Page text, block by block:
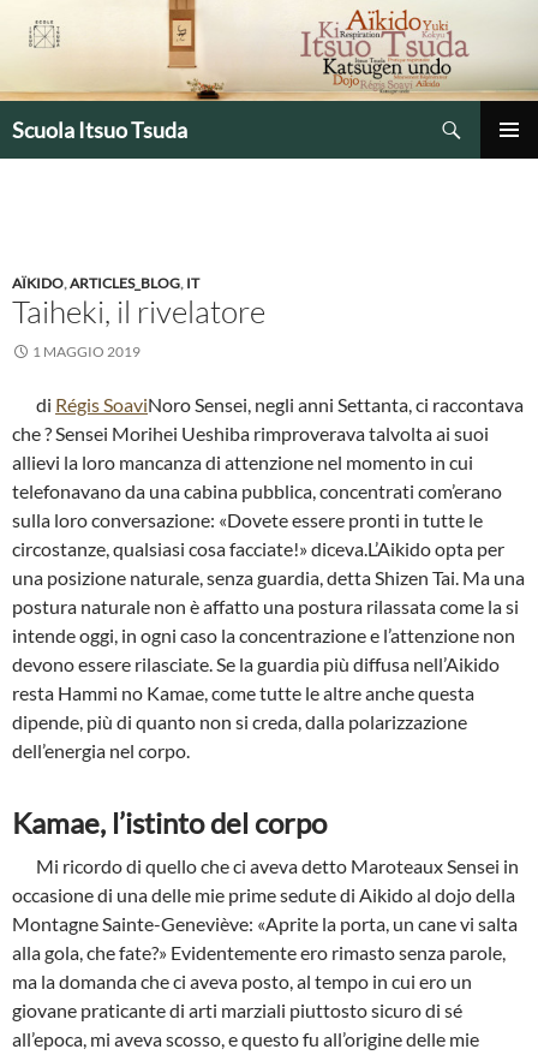
Scuola Itsuo Tsuda
AÏKIDO,ARTICLES_BLOG, IT
Taiheki, il rivelatore
1 MAGGIO 2019
di Régis SoaviNoro Sensei, negli anni Settanta, ci raccontava
che ? Sensei Morihei Ueshiba rimprovera­va talvolta ai suoi
allievi la loro mancanza di attenzione nel momento in cui
telefonavano da una cabina pubblica, concentrati com’erano
sulla loro conversazione: «Dovete essere pronti in tutte le
circostanze, qualsiasi cosa facciate!» diceva.L’Aikido opta per
una posizione naturale, senza guardia, detta Shizen Tai. Ma una
postura naturale non è affatto una postura rilassata come la si
intende oggi, in ogni caso la con­centrazione e l’attenzione non
devono essere rilasciate. Se la guardia più diffusa nell’Aiki­do
resta Hammi no Kamae, come tutte le altre anche questa
dipende, più di quanto non si creda, dalla polarizzazione
dell’energia nel corpo.
Kamae, l’istinto del corpo
Mi ricordo di quello che ci aveva detto Maroteaux Sensei in
occasione di una delle mie pri­me sedute di Aikido al dojo della
Montagne Sainte-Geneviève: «Aprite la porta, un cane vi salta
alla gola, che fate?» Evidentemente ero rimasto senza parole,
ma la domanda che ci aveva posto, al tempo in cui ero un
giovane praticante di arti marziali piuttosto sicuro di sé
all’epoca, mi aveva scosso, e questo fu all’origine delle mie